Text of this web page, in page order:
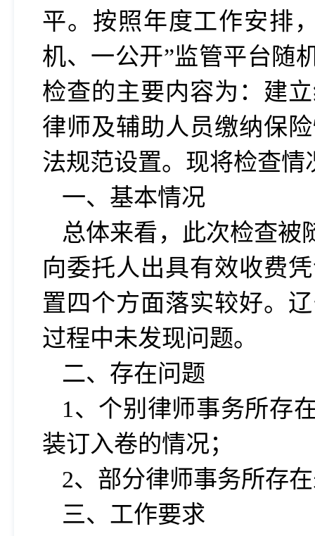
平。按照年度工作安排
机、一公开”监管平台随
检查的主要内容为：建
律师及辅助人员缴纳保
法规范设置。现将检查情
一、 基本情况
总体来看，此次检查被
向委托人出具有效收费
置四个方面落实较好。
过程中未发现问题。
二、 存在问题
1、个别律师事务所存
装订入卷的情况；
2、部分律师事务所存
三、 工作要求